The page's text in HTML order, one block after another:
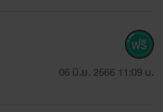
06 มิ.ย. 2566 11:09 น.